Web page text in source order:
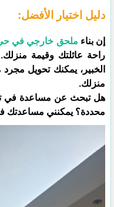
​دليل اختيار الأفضل:
​إن بناء ملحق خارجي في
راحة عائلتك وقيمة
الخبير، يمكنك تحويل
منزلك.
​هل تبحث عن مساعدة في
محددة؟ يمكنني مساعدتك